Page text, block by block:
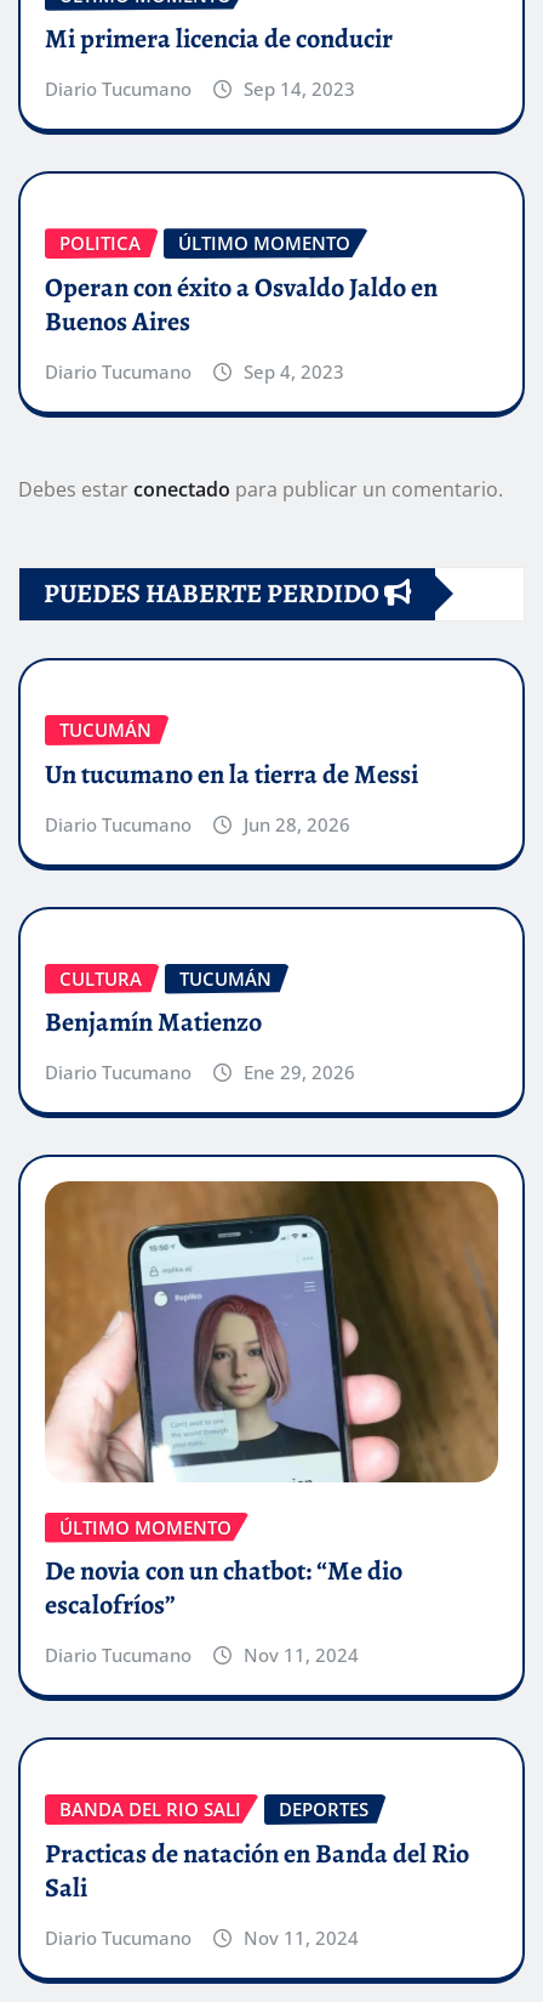
Mi primera licencia de conducir
Diario Tucumano Sep 14, 2023
POLITICA ÚLTIMO MOMENTO
Operan con éxito a Osvaldo Jaldo en
Buenos Aires
Diario Tucumano Sep 4, 2023
Debes estarconectado para publicar un comentario.
PUEDES HABERTE PERDIDO
TUCUMÁN
Un tucumano en la tierra de Messi
Diario Tucumano Jun 28, 2026
CULTURA TUCUMÁN
Benjamín Matienzo
Diario Tucumano Ene 29, 2026
ÚLTIMO MOMENTO
De novia con un chatbot: “Me dio
escalofríos”
Diario Tucumano Nov 11, 2024
BANDA DEL RIO SALI DEPORTES
Practicas de natación en Banda del Rio
Sali
Diario Tucumano Nov 11, 2024